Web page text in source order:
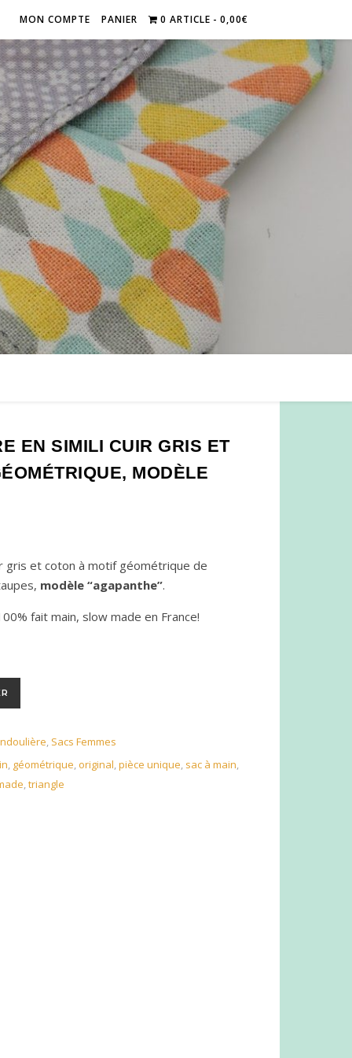
MON COMPTE PANIER 0 ARTICLE 0,00€
EN SIMILI CUIR GRIS ET
MODÈLE
gris et coton à motif géométrique de
modèle “agapanthe”.
fait main, slow made en France!
simili cuir gris et coton à motif géométrique, modèle
, Sacs Femmes
, géométrique, original,pièce unique, sac à main,
,triangle